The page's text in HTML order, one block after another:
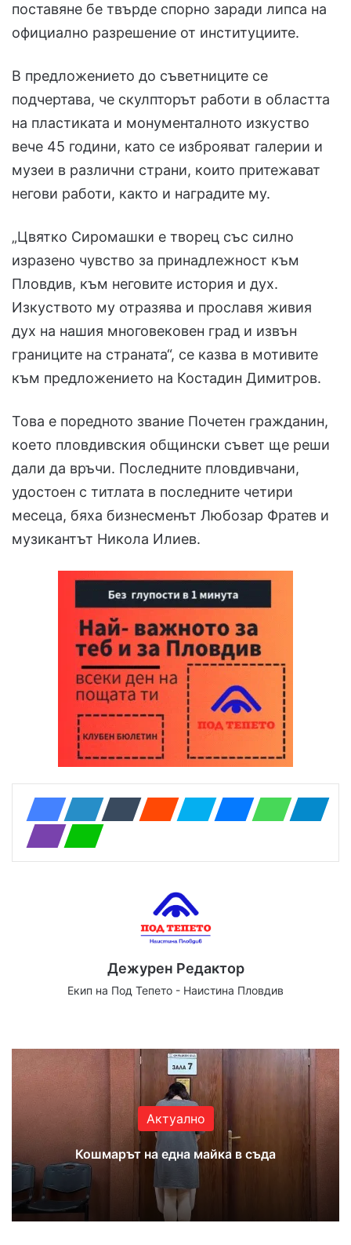
поставяне бе твърде спорно заради липса на
официално разрешение от институциите.
В предложението до съветниците се
подчертава, че скулпторът работи в областта
на пластиката и монументалното изкуство
вече 45 години, като се изброяват галерии и
музеи в различни страни, които притежават
негови работи, както и наградите му.
„Цвятко Сиромашки е творец със силно
изразено чувство за принадлежност към
Пловдив, към неговите история и дух.
Изкуството му отразява и прославя живия
дух на нашия многовековен град и извън
границите на страната“, се казва в мотивите
към предложението на Костадин Димитров.
Това е поредното звание Почетен гражданин,
което пловдивския общински съвет ще реши
дали да връчи. Последните пловдивчани,
удостоен с титлата в последните четири
месеца, бяха бизнесменът Любозар Фратев и
музикантът Никола Илиев.
Дежурен Редактор
Екип на Под Тепето - Наистина Пловдив
Актуално
Кошмарът на една майка в съда